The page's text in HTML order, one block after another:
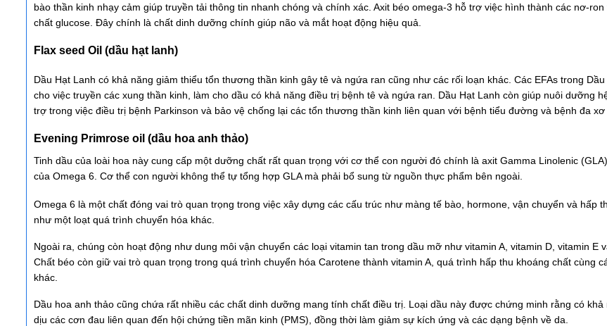
bào thần kinh nhạy cảm giúp truyền tải thông tin nhanh chóng và chính xác. Axit béo omega-3 hỗ trợ việc hình thành các nơ-ron
chất glucose. Đây chính là chất dinh dưỡng chính giúp não và mắt hoạt động hiệu quả.
Flax seed Oil (dầu hạt lanh)
Dầu Hạt Lanh có khả năng giảm thiểu tổn thương thần kinh gây tê và ngứa ran cũng như các rối loạn khác. Các EFAs trong
cho việc truyền các xung thần kinh, làm cho dầu có khả năng điều trị bệnh tê và ngứa ran. Dầu Hạt Lanh còn giúp nuôi dưỡng
trợ trong việc điều trị bệnh Parkinson và bảo vệ chống lại các tổn thương thần kinh liên quan với bệnh tiểu đường và bệnh đa xơ
Evening Primrose oil (dầu hoa anh thảo)
Tinh dầu của loài hoa này cung cấp một dưỡng chất rất quan trọng với cơ thể con người đó chính là axit Gamma Linolenic
của Omega 6. Cơ thể con người không thể tự tổng hợp GLA mà phải bổ sung từ nguồn thực phẩm bên ngoài.
Omega 6 là một chất đóng vai trò quan trọng trong việc xây dựng các cấu trúc như màng tế bào, hormone, vận chuyển và hấp
như một loạt quá trình chuyển hóa khác.
Ngoài ra, chúng còn hoạt động như dung môi vận chuyển các loại vitamin tan trong dầu mỡ như vitamin A, vitamin D, vitamin E
Chất béo còn giữ vai trò quan trọng trong quá trình chuyển hóa Carotene thành vitamin A, quá trình hấp thu khoáng chất cùng
khác.
Dầu hoa anh thảo cũng chứa rất nhiều các chất dinh dưỡng mang tính chất điều trị. Loại dầu này được chứng minh rằng có khả
dịu các cơn đau liên quan đến hội chứng tiền mãn kinh (PMS), đồng thời làm giảm sự kích ứng và các dạng bệnh về da.